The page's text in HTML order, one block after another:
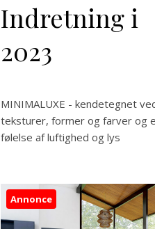
Indretning i
2023
MINIMALUXE - kendetegnet
teksturer, former og farver og
følelse af luftighed og lys
Annonce